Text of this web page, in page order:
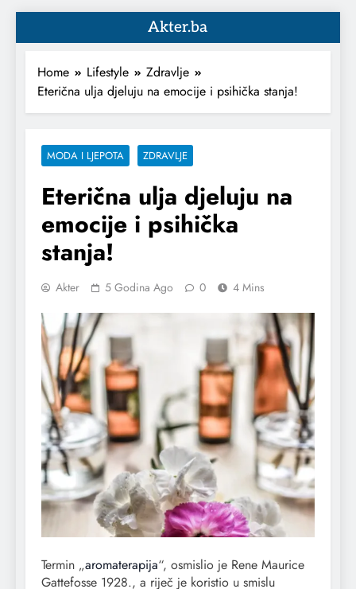
Akter.ba
Home Lifestyle
Zdravlje
Eterična ulja djeluju na emocije i psihička stanja!
MODA I LJEPOTA ZDRAVLJE
Eterična ulja djeluju na
emocije i psihička
stanja!
Akter 5 Godina Ago 0 4 Mins
Termin „aromaterapija“, osmislio je Rene Maurice
Gattefosse 1928., a riječ je koristio u smislu